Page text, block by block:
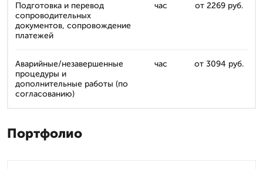
Подготовка и перевод
сопроводительных
документов, сопровождение
платежей
час от 2269 руб.
Аварийные/незавершенные
процедуры и
дополнительные работы (по
согласованию)
час от 3094 руб.
Портфолио